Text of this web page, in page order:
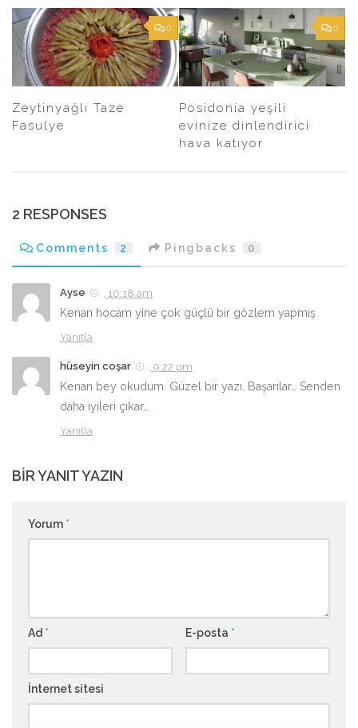
0
Zeytinyağlı Taze
Fasulye
0
Posidonia yeşili
evinize dinlendirici
hava katıyor
2 RESPONSES
Comments 2 Pingbacks 0
Ayse , 10:18 am
Kenan hocam yine çok güçlü bir gözlem yapmış
Yanıtla
hüseyin coşar , 9:22 pm
Kenan bey okudum. Güzel bir yazı. Başarılar… Senden
daha iyileri çıkar…
Yanıtla
BIR YANIT YAZIN
Yorum *
Ad * E-posta *
İnternet sitesi